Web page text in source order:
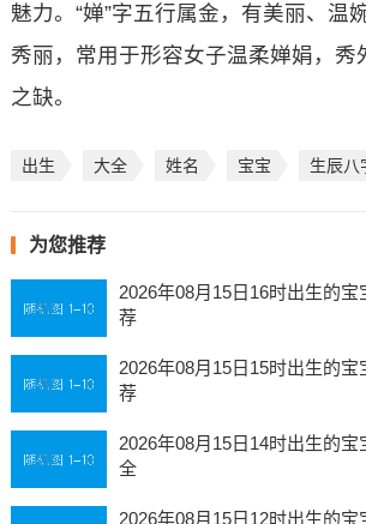
魅力。“婵”字五行属金，有美丽、温
秀丽，常用于形容女子温柔婵娟，秀
之缺。
出生 大全 姓名 宝宝 生辰八
为您推荐
2026年08月15日16时出生的
荐
2026年08月15日15时出生的
荐
2026年08月15日14时出生的
全
2026年08月15日12时出生的